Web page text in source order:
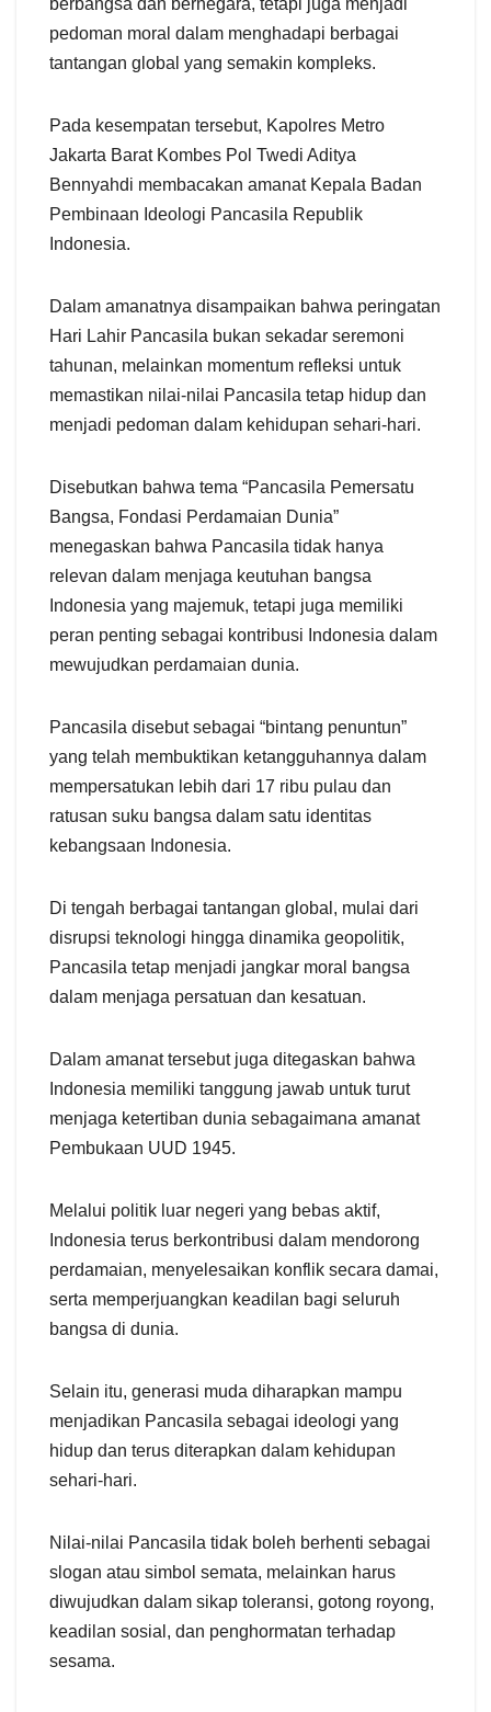
pedoman moral dalam menghadapi berbagai
tantangan global yang semakin kompleks.
Pada kesempatan tersebut, Kapolres Metro
Jakarta Barat Kombes Pol Twedi Aditya
Bennyahdi membacakan amanat Kepala Badan
Pembinaan Ideologi Pancasila Republik
Indonesia.
Dalam amanatnya disampaikan bahwa peringatan
Hari Lahir Pancasila bukan sekadar seremoni
tahunan, melainkan momentum refleksi untuk
memastikan nilai-nilai Pancasila tetap hidup dan
menjadi pedoman dalam kehidupan sehari-hari.
Disebutkan bahwa tema “Pancasila Pemersatu
Bangsa, Fondasi Perdamaian Dunia”
menegaskan bahwa Pancasila tidak hanya
relevan dalam menjaga keutuhan bangsa
Indonesia yang majemuk, tetapi juga memiliki
peran penting sebagai kontribusi Indonesia dalam
mewujudkan perdamaian dunia.
Pancasila disebut sebagai “bintang penuntun”
yang telah membuktikan ketangguhannya dalam
mempersatukan lebih dari 17 ribu pulau dan
ratusan suku bangsa dalam satu identitas
kebangsaan Indonesia.
Di tengah berbagai tantangan global, mulai dari
disrupsi teknologi hingga dinamika geopolitik,
Pancasila tetap menjadi jangkar moral bangsa
dalam menjaga persatuan dan kesatuan.
Dalam amanat tersebut juga ditegaskan bahwa
Indonesia memiliki tanggung jawab untuk turut
menjaga ketertiban dunia sebagaimana amanat
Pembukaan UUD 1945.
Melalui politik luar negeri yang bebas aktif,
Indonesia terus berkontribusi dalam mendorong
perdamaian, menyelesaikan konflik secara damai,
serta memperjuangkan keadilan bagi seluruh
bangsa di dunia.
Selain itu, generasi muda diharapkan mampu
menjadikan Pancasila sebagai ideologi yang
hidup dan terus diterapkan dalam kehidupan
sehari-hari.
Nilai-nilai Pancasila tidak boleh berhenti sebagai
slogan atau simbol semata, melainkan harus
diwujudkan dalam sikap toleransi, gotong royong,
keadilan sosial, dan penghormatan terhadap
sesama.